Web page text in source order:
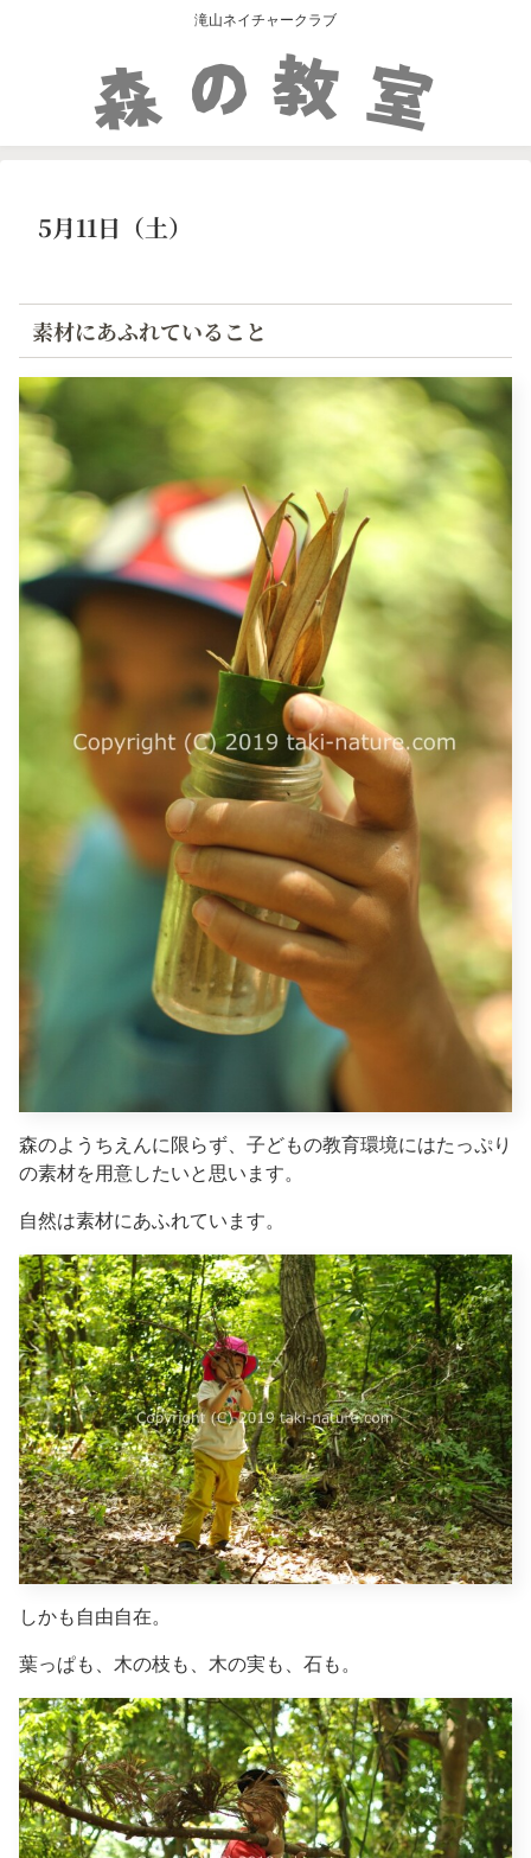
滝山ネイチャークラブ
5月11日（土）
素材にあふれていること
森のようちえんに限らず、子どもの教育環境にはたっぷり
の素材を用意したいと思います。
自然は素材にあふれています。
しかも自由自在。
葉っぱも、木の枝も、木の実も、石も。